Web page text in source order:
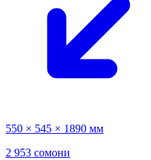
550 × 545 × 1890 мм
2 953 сомони